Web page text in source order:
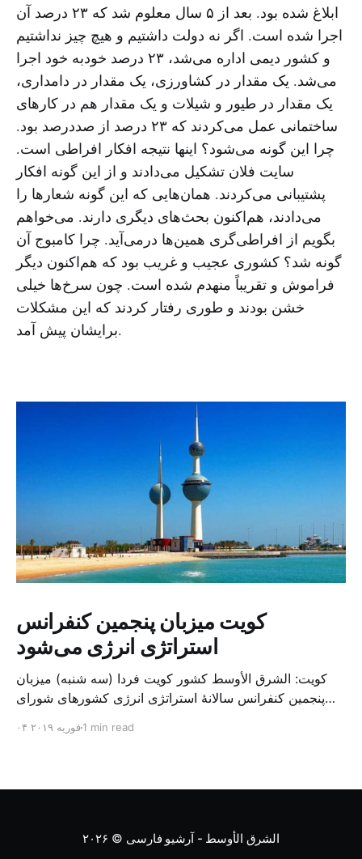
ابلاغ شده بود. بعد از ۵ سال معلوم شد که ۲۳ درصد آن
اجرا شده است. اگر نه دولت داشتیم و هیچ چیز نداشتیم
و کشور دیمی اداره می‌شد، ۲۳ درصد خودبه خود اجرا
می‌شد. یک مقدار در کشاورزی، یک مقدار در دامداری،
یک مقدار در طیور و شیلات و یک مقدار هم در کارهای
ساختمانی عمل می‌کردند که ۲۳ درصد از صددرصد بود.
چرا این گونه می‌شود؟ اینها نتیجه افکار افراطی است.
سایت فلان تشکیل می‌دادند و از این گونه افکار
پشتیبانی می‌کردند. همان‌هایی که این گونه شعارها را
می‌دادند، هم‌اکنون بحث‌های دیگری دارند. می‌خواهم
بگویم از افراطی‌گری همین‌ها درمی‌آید. چرا کامبوج آن
گونه شد؟ کشوری عجیب و غریب بود که هم‌اکنون دیگر
فراموش و تقریباً منهدم شده است. چون سرخ‌ها خیلی
خشن بودند و طوری رفتار ‌کردند که این مشکلات
برایشان پیش آمد.
کویت میزبان پنجمین کنفرانس
استراتژی انرژی می‌شود
کویت: الشرق الأوسط کشور کویت فردا (سه شنبه) میزبان
پنجمین کنفرانس سالانهٔ استراتژی انرژی کشورهای شورای
متخصص از شرکت‌های جهانی نفت و گاز در این کنفرانس
۰۴ فوریه ۲۰۱۹1 min read
الشرق الأوسط - آرشیو فارسی © ۲۰۲۶